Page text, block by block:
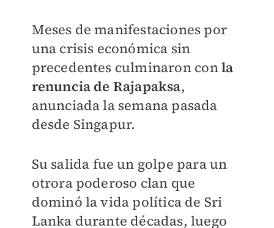
Meses de manifestaciones por
una crisis económica sin
precedentes culminaron conla
renuncia de Rajapaksa,
anunciada la semana pasada
desde Singapur.
Su salida fue un golpe para un
otrora poderoso clan que
dominó la vida política de Sri
Lanka durante décadas, luego